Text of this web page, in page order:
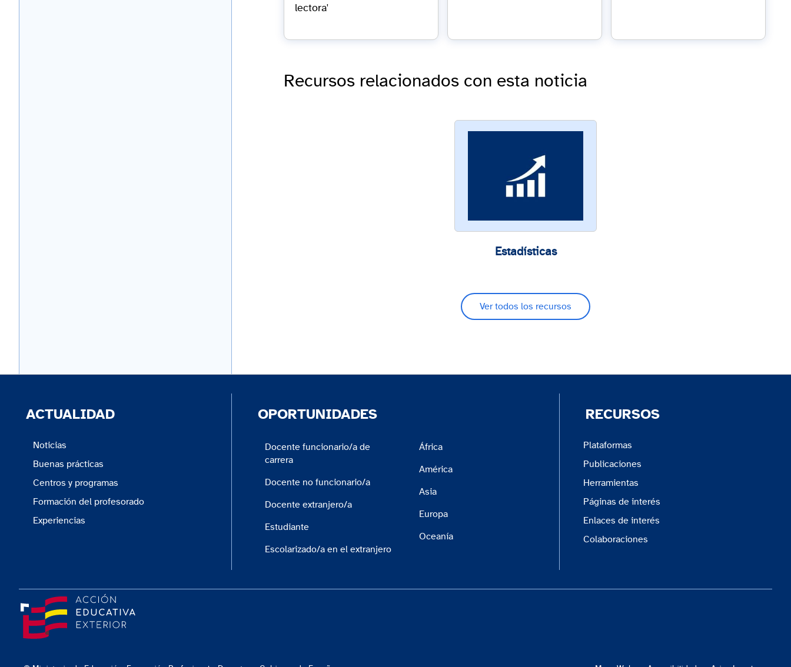
lectora'
Recursos relacionados con esta noticia
Estadísticas
Ver todos los recursos
ACTUALIDAD
Noticias
Buenas prácticas
Centros y programas
Formación del profesorado
Experiencias
OPORTUNIDADES
Docente funcionario/a de
carrera
Docente no funcionario/a
Docente extranjero/a
Estudiante
Escolarizado/a en el extranjero
África
América
Asia
Europa
Oceanía
RECURSOS
Plataformas
Publicaciones
Herramientas
Páginas de interés
Enlaces de interés
Colaboraciones